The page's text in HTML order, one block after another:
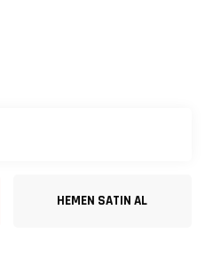
HEMEN SATIN AL